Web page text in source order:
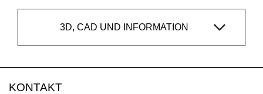
3D, CAD UND INFORMATION
KONTAKT